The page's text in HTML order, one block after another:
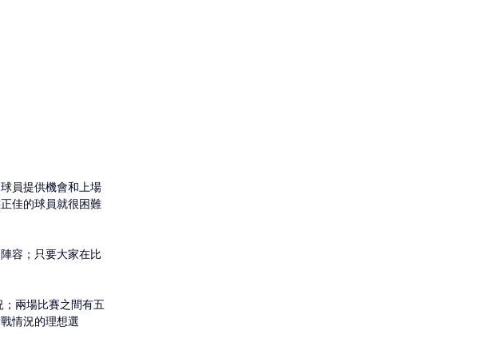
員提供機會和上場
佳的球員就很困難
容；只要大家在比
兩場比賽之間有五
情況的理想選